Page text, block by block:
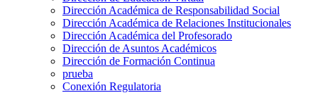
Dirección Académica de Responsabilidad Social
Dirección Académica de Relaciones Institucionales
Dirección Académica del Profesorado
Dirección de Asuntos Académicos
Dirección de Formación Continua
prueba
Conexión Regulatoria